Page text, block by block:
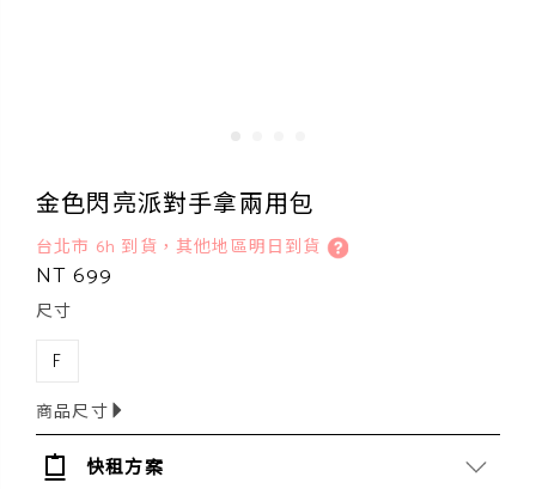
金色閃亮派對手拿兩用包
台北市 6h 到貨，其他地區明日到貨
NT 699
尺寸
F
商品尺寸
快租方案